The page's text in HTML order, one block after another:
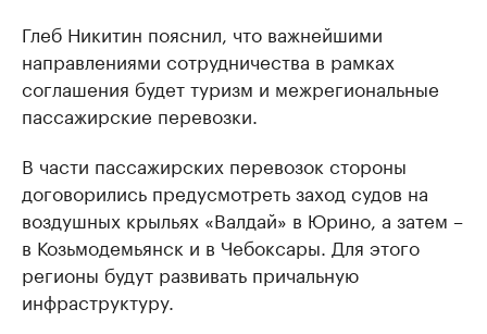
Глеб Никитин пояснил, что важнейшими
направлениями сотрудничества в рамках
соглашения будет туризм и межрегиональные
пассажирские перевозки.
В части пассажирских перевозок стороны
договорились предусмотреть заход судов на
воздушных крыльях «Валдай» в Юрино, а затем –
в Козьмодемьянск и в Чебоксары. Для этого
регионы будут развивать причальную
инфраструктуру.